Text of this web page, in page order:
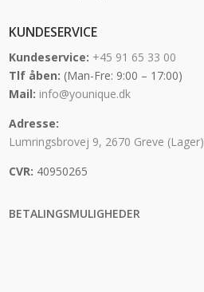
KUNDESERVICE
Kundeservice: +45 91 65 33 00
Tlf åben: (Man-Fre: 9:00 – 17:00)
Mail: info@younique.dk
Adresse:
Lumringsbrovej 9, 2670 Greve (Lager)
CVR: 40950265
BETALINGSMULIGHEDER